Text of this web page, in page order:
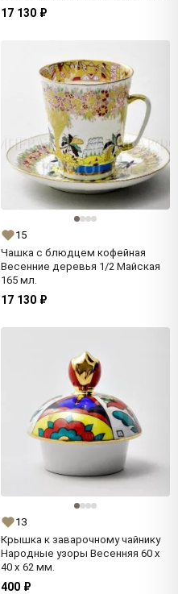
17 130 ₽
15
Чашка с блюдцем кофейная
Весенние деревья 1/2 Майская
165 мл.
17 130 ₽
13
Крышка к заварочному чайнику
Народные узоры Весенняя 60 x
40 x 62 мм.
400 ₽